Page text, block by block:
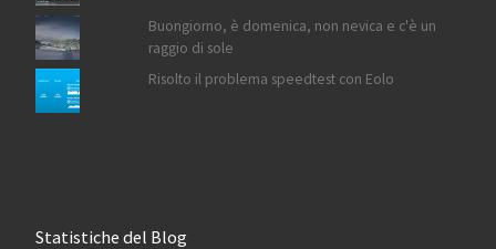
Buongiorno, è domenica, non nevica e c'è un
raggio di sole
Risolto il problema speedtest con Eolo
Statistiche del Blog